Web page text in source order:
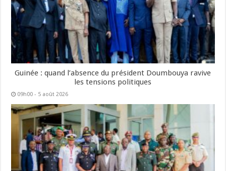
Guinée : quand l’absence du président Doumbouya ravive
les tensions politiques
09h00 - 5 août 2026